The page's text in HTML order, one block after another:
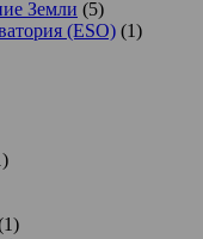
Земли (5)
(ESO) (1)